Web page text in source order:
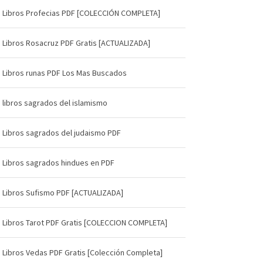
Libros Profecias PDF [COLECCIÓN COMPLETA]
Libros Rosacruz PDF Gratis [ACTUALIZADA]
Libros runas PDF Los Mas Buscados
libros sagrados del islamismo
Libros sagrados del judaismo PDF
Libros sagrados hindues en PDF
Libros Sufismo PDF [ACTUALIZADA]
Libros Tarot PDF Gratis [COLECCION COMPLETA]
Libros Vedas PDF Gratis [Colección Completa]